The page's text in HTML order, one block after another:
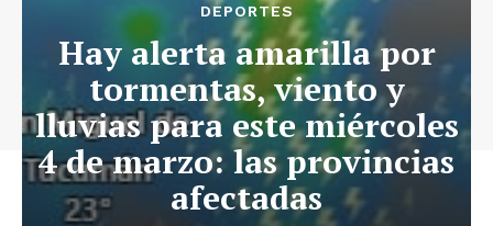
DEPORTES
Hay alerta amarilla por
tormentas, viento y
lluvias para este miércoles
4 de marzo: las provincias
afectadas